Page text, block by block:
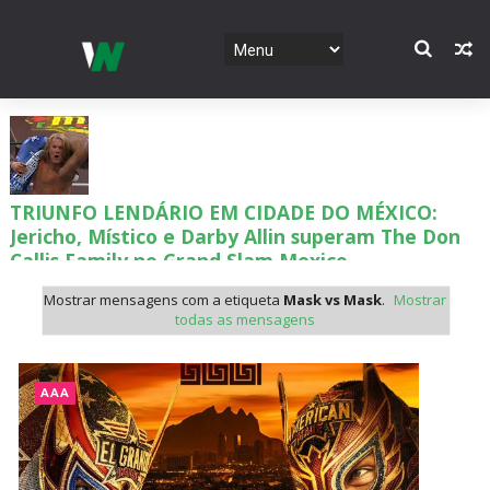
TRIUNFO LENDÁRIO EM CIDADE DO MÉXICO:
Jericho, Místico e Darby Allin superam The Don
Callis Family no Grand Slam Mexico
Unknown-Aug 06 2026
RETENÇÃO DRAMÁTICA DO TÍTULO: Kyle
Fletcher supera Speedball Mike Bailey em
combate brutal no Grand Slam Mexico
Unknown-Aug 06 2026
Mostrar mensagens com a etiqueta Mask vs Mask. Mostrar
todas as mensagens
AAA